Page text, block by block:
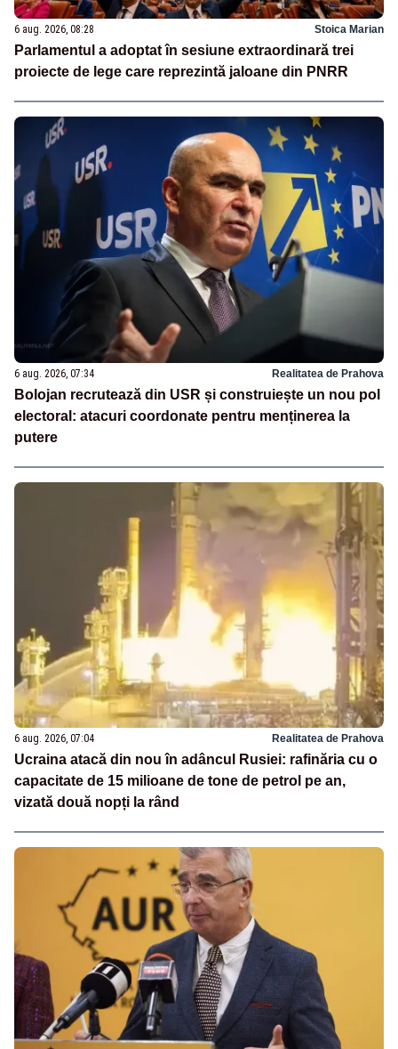
6 aug. 2026, 08:28 Stoica Marian
Parlamentul a adoptat în sesiune extraordinară trei
proiecte de lege care reprezintă jaloane din PNRR
6 aug. 2026, 07:34 Realitatea de Prahova
Bolojan recrutează din USR și construiește un nou pol
electoral: atacuri coordonate pentru menținerea la
putere
6 aug. 2026, 07:04 Realitatea de Prahova
Ucraina atacă din nou în adâncul Rusiei: rafinăria cu o
capacitate de 15 milioane de tone de petrol pe an,
vizată două nopți la rând